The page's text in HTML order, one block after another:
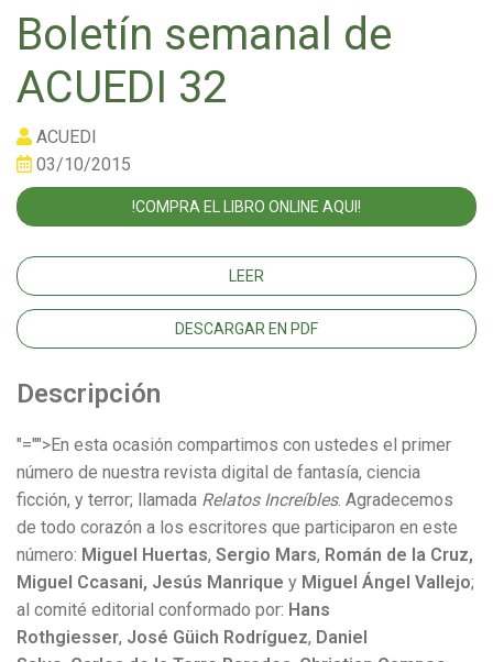
Boletín semanal de
ACUEDI 32
ACUEDI
03/10/2015
!COMPRA EL LIBRO ONLINE AQUI!
LEER
DESCARGAR EN PDF
Descripción
"="">En esta ocasión compartimos con ustedes el primer
número de nuestra revista digital de fantasía, ciencia
ficción, y terror; llamada Relatos Increíbles. Agradecemos
de todo corazón a los escritores que participaron en este
número: Miguel Huertas, Sergio Mars, Román de la Cruz,
Miguel Ccasani, Jesús Manrique y Miguel Ángel Vallejo;
al comité editorial conformado por: Hans
Rothgiesser, José Güich Rodríguez, Daniel